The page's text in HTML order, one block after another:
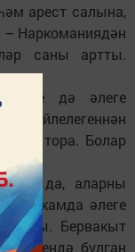
арест салына,
– Наркоманиядән
саны артты.
дә әлеге
бәйлелегеннән
тора. Болар
да, аларны
әлеге
Бервакыт
булган